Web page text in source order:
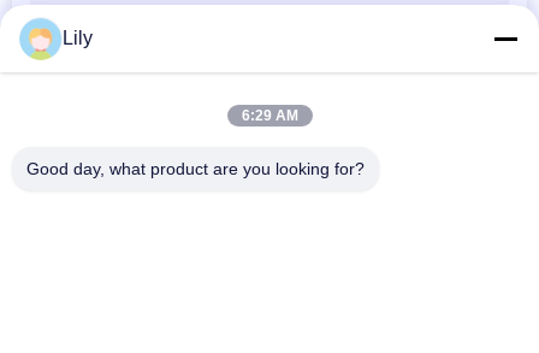
Power Guard Ups
Lily
6:29 AM
Good day, what product are you looking for?